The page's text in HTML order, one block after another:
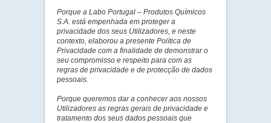
Porque a Labo Portugal – Produtos Químicos
S.A. está empenhada em proteger a
privacidade dos seus Utilizadores, e neste
contexto, elaborou a presente Política de
Privacidade com a finalidade de demonstrar o
seu compromisso e respeito para com as
regras de privacidade e de protecção de dados
pessoais.
Porque queremos dar a conhecer aos nossos
Utilizadores as regras gerais de privacidade e
tratamento dos seus dados pessoais que